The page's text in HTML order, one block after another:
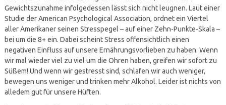
Gewichtszunahme infolgedessen lässt sich nicht leugnen. Laut einer
Studie der American Psychological Association, ordnet ein Viertel
aller Amerikaner seinen Stresspegel – auf einer Zehn-Punkte-Skala –
bei um die 8+ ein. Dabei scheint Stress offensichtlich einen
negativen Einfluss auf unsere Ernährungsvorlieben zu haben. Wenn
wir mal wieder viel zu viel um die Ohren haben, greifen wir sofort zu
Süßem! Und wenn wir gestresst sind, schlafen wir auch weniger,
bewegen uns weniger und trinken mehr Alkohol. Leider ist nichts von
alledem gut für unsere Hüften.